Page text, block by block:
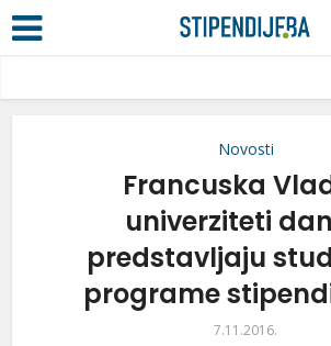
Novosti
Francuska
univerziteti
predstavljaju
programe
7.11.2016.